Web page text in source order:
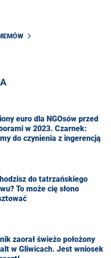
euro dla NGOsów przed
w 2023. Czarnek:
do czynienia z ingerencją
do tatrzańskiego
To może cię słono
zaorał świeżo położony
w Gliwicach. Jest wniosek